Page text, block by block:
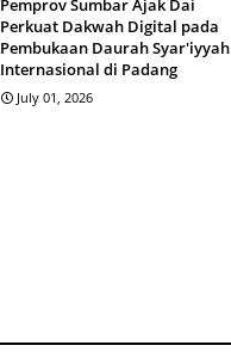
Pemprov Sumbar Ajak Dai
Perkuat Dakwah Digital pada
Pembukaan Daurah Syar'iyyah
Internasional di Padang
July 01, 2026